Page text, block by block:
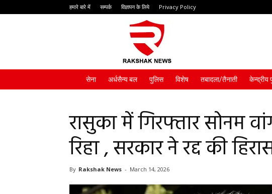
हमारे बारे में सम्पर्क विज्ञापन के लिये Privacy Policy
सेना अर्धसैन्य बल पुलिस विशेष तबादला/तैनाती केन्द्रीय
रासुका में गिरफ्तार सोनम
रिहा , सरकार ने रद्द की
By Rakshak News - March 14, 2026